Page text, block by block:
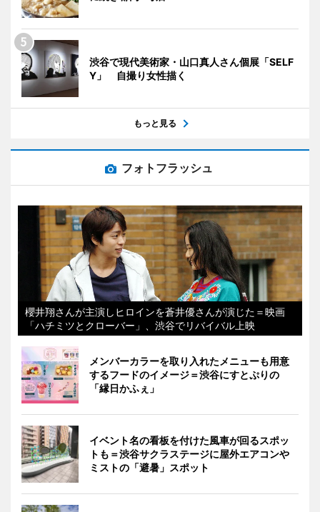
渋谷で現代美術家・山口真人さん個展「SELF
Y」 自撮り女性描く
もっと見る
フォトフラッシュ
櫻井翔さんが主演しヒロインを蒼井優さんが演じた＝映画
「ハチミツとクローバー」、渋谷でリバイバル上映
メンバーカラーを取り入れたメニューも用意
するフードのイメージ＝渋谷にすとぷりの
「縁日かふぇ」
イベント名の看板を付けた風車が回るスポッ
トも＝渋谷サクラステージに屋外エアコンや
ミストの「避暑」スポット